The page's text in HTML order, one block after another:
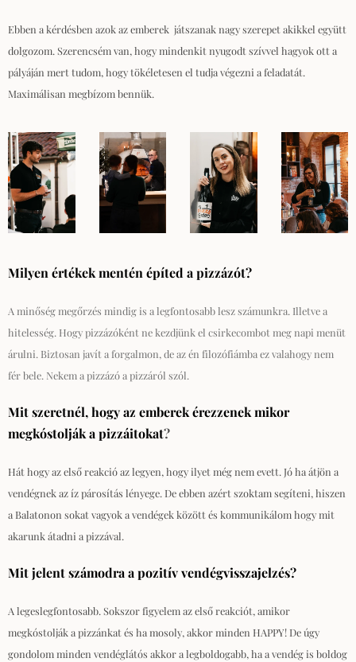
Ebben a kérdésben azok az emberek játszanak nagy szerepet akikkel együtt
dolgozom. Szerencsém van, hogy mindenkit nyugodt szívvel hagyok ott a
pályáján mert tudom, hogy tökéletesen el tudja végezni a feladatát.
Maximálisan megbízom bennük.
Milyen értékek mentén építed a pizzázót?
A minőség megőrzés mindig is a legfontosabb lesz számunkra. Illetve a
hitelesség. Hogy pizzázóként ne kezdjünk el csirkecombot meg napi menüt
árulni. Biztosan javít a forgalmon, de az én filozófiámba ez valahogy nem
fér bele. Nekem a pizzázó a pizzáról szól.
Mit szeretnél, hogy az emberek érezzenek mikor
megkóstolják a pizzáitokat?
Hát hogy az első reakció az legyen, hogy ilyet még nem evett. Jó ha átjön a
vendégnek az íz párosítás lényege. De ebben azért szoktam segíteni, hiszen
a Balatonon sokat vagyok a vendégek között és kommunikálom hogy mit
akarunk átadni a pizzával.
Mit jelent számodra a pozitív vendégvisszajelzés?
A legeslegfontosabb. Sokszor figyelem az első reakciót, amikor
megkóstolják a pizzánkat és ha mosoly, akkor minden HAPPY! De úgy
gondolom minden vendéglátós akkor a legboldogabb, ha a vendég is boldog